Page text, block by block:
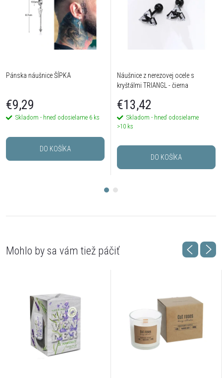
Pánska náušnice ŠÍPKA
€9,29
Skladom - hneď odosielame 6 ks
DO KOŠÍKA
Náušnice z nerezovej ocele s
kryštálmi TRIANGL - čierna
€13,42
Skladom - hneď odosielame
>10 ks
DO KOŠÍKA